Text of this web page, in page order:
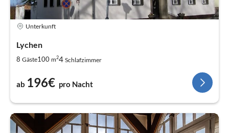
Unterkunft
Lychen
8 Gäste100 m24 Schlafzimmer
ab 196€ pro Nacht